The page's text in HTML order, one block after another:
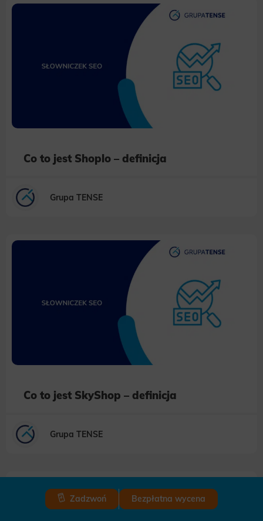
Co to jest Shoplo – definicja
Grupa TENSE
Co to jest SkyShop – definicja
Grupa TENSE
Zadzwoń Bezpłatna wycena